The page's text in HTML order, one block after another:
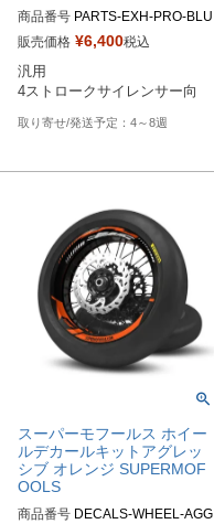
商品番号 PARTS-EXH-PRO-BLU
E
販売価格 ¥6,400税込
汎用
4～8週
スーパーモフールス ホイー
ルデカールキットアグレッ
シブ オレンジ SUPERMOF
OOLS
商品番号 DECALS-WHEEL-AGG